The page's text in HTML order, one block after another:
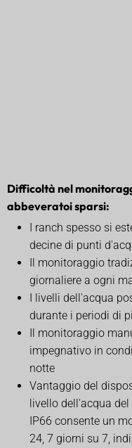
Difficoltà nel
abbeveratoi sparsi:
I ranch spesso si
decine di punti
Il monitoraggio
giornaliere a ogni
I livelli dell'acqua
durante i periodi di
Il monitoraggio
impegnativo in
notte
Vantaggio del
livello dell'acqua
IP66 consente un
24, 7 giorni su 7,